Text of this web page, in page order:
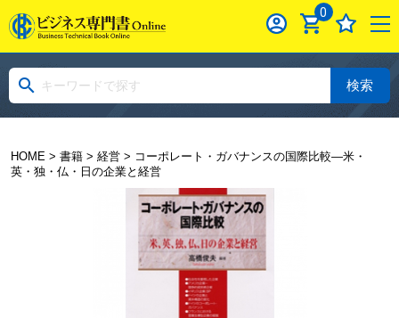
0
検索
HOME> 書籍> 経営> コーポレート・ガバナンスの国際比較―米・
英・独・仏・日の企業と経営